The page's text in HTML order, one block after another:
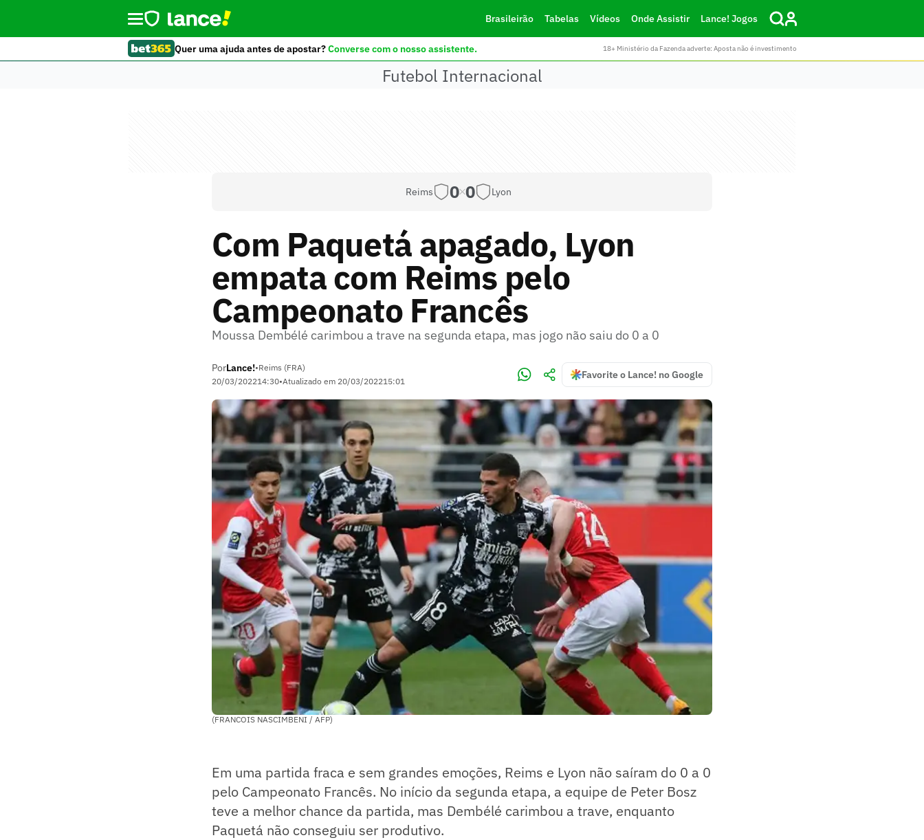
Brasileirão Tabelas Vídeos Onde Assistir Lance! Jogos
Quer uma ajuda antes de apostar?Converse com o nosso assistente. 18+ Ministério da Fazenda adverte: Aposta não é investimento
Futebol Internacional
Reims 0 0 Lyon
Com Paquetá apagado, Lyon
empata com Reims pelo
Campeonato Francês
Moussa Dembélé carimbou a trave na segunda etapa, mas jogo não saiu do 0 a 0
PorLance!•Reims (FRA)
20/03/202214:30•Atualizado em 20/03/202215:01
Favorite o Lance! no Google
(FRANCOIS NASCIMBENI / AFP)
Em uma partida fraca e sem grandes emoções, Reims e Lyon não saíram do 0 a 0
pelo Campeonato Francês. No início da segunda etapa, a equipe de Peter Bosz
teve a melhor chance da partida, mas Dembélé carimbou a trave, enquanto
Paquetá não conseguiu ser produtivo.